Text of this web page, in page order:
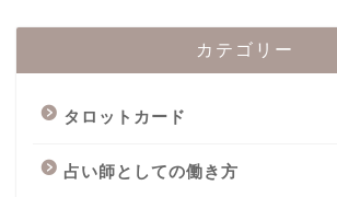
カテゴリー
タロットカード
占い師としての働き方